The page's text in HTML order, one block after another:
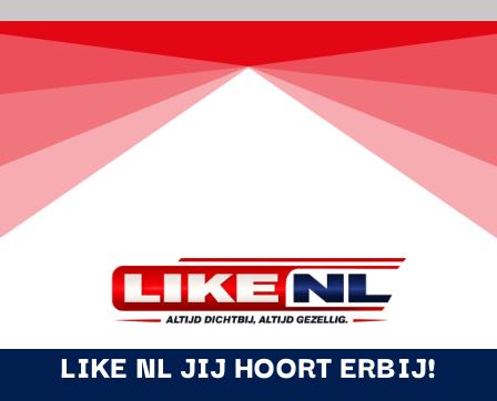
LIKE NL JIJ HOORT ERBIJ!